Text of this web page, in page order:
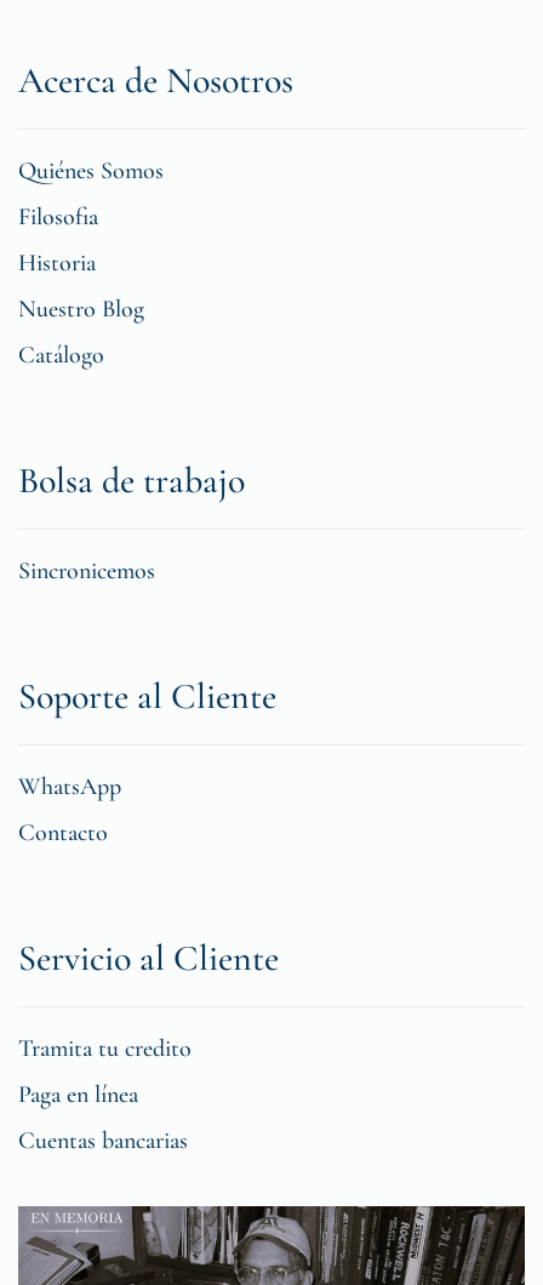
Acerca de Nosotros
Quiénes Somos
Filosofia
Historia
Nuestro Blog
Catálogo
Bolsa de trabajo
Sincronicemos
Soporte al Cliente
WhatsApp
Contacto
Servicio al Cliente
Tramita tu credito
Paga en línea
Cuentas bancarias